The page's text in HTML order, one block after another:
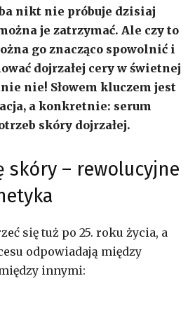
nikt nie próbuje dzisiaj
je zatrzymać. Ale czy to
go znacząco spowolnić i
dojrzałej cery w świetnej
nie! Słowem kluczem jest
a konkretnie: serum
skóry dojrzałej.
skóry – rewolucyjne
się tuż po 25. roku życia, a
odpowiadają między
innymi: